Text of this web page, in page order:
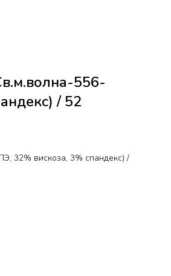
556-
/ 52
32% вискоза, 3% спандекс) /